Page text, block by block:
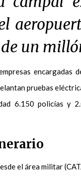
un
encargadas
pruebas
6.150 policías y
el área militar